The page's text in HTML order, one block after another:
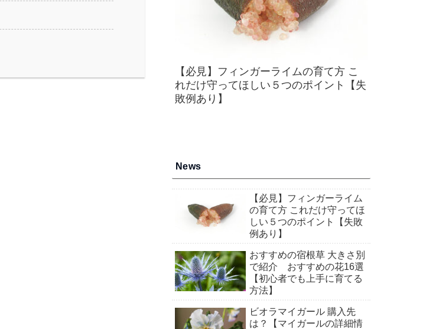
【必見】フィンガーライムの育て方 こ
れだけ守ってほしい５つのポイント【失
敗例あり】
News
【必見】フィンガーライム
の育て方 これだけ守ってほ
しい５つのポイント【失敗
例あり】
おすすめの宿根草 大きさ別
で紹介 おすすめの花16選
【初心者でも上手に育てる
方法】
ビオラマイガール 購入先
は？【マイガールの詳細情